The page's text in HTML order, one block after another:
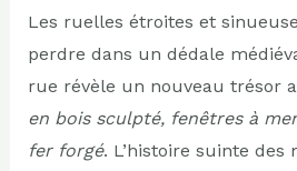
Les ruelles étroites et
perdre dans un dédale
rue révèle un nouveau trésor
en bois sculpté, fenêtres à
fer forgé. L’histoire suinte des